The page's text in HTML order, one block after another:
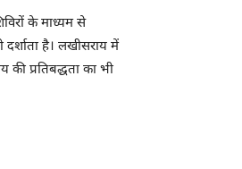
के माध्यम से
है। लखीसराय में
प्रतिबद्धता का भी